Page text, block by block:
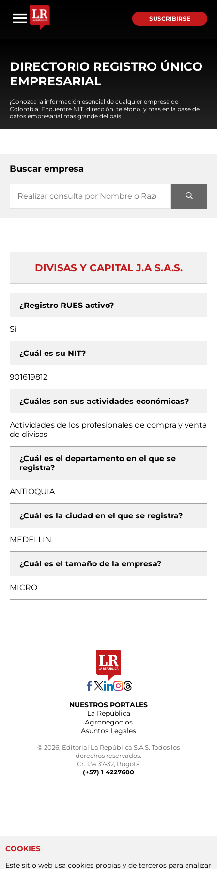
SUSCRIBIRSE
DIRECTORIO REGISTRO ÚNICO
EMPRESARIAL
¡Conozca la información esencial de cualquier empresa de
Colombia! Encuentre NIT, dirección, teléfono, y mas en la base de
datos empresarial mas grande del país.
Buscar empresa
DIVISAS Y CAPITAL J.A S.A.S.
¿Registro RUES activo?
Si
¿Cuál es su NIT?
901619812
¿Cuáles son sus actividades económicas?
Actividades de los profesionales de compra y venta
de divisas
¿Cuál es el departamento en el que se
registra?
ANTIOQUIA
¿Cuál es la ciudad en el que se registra?
MEDELLIN
¿Cuál es el tamaño de la empresa?
MICRO
NUESTROS PORTALES
La República
Agronegocios
Asuntos Legales
© 2026, Editorial La República S.A.S. Todos los
derechos reservados.
Cr. 13a 37-32, Bogotá
(+57) 1 4227600
COOKIES
Este sitio web usa cookies propias y de terceros para analizar